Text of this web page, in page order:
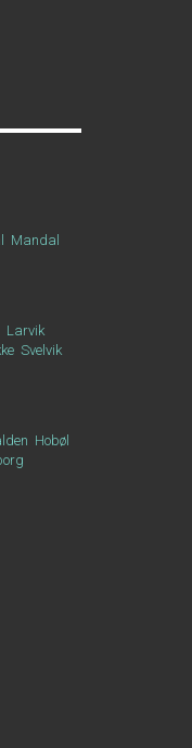
Mandal
Larvik
Svelvik
Hobøl